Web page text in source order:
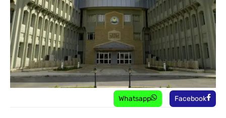
Facebook
Whatsapp